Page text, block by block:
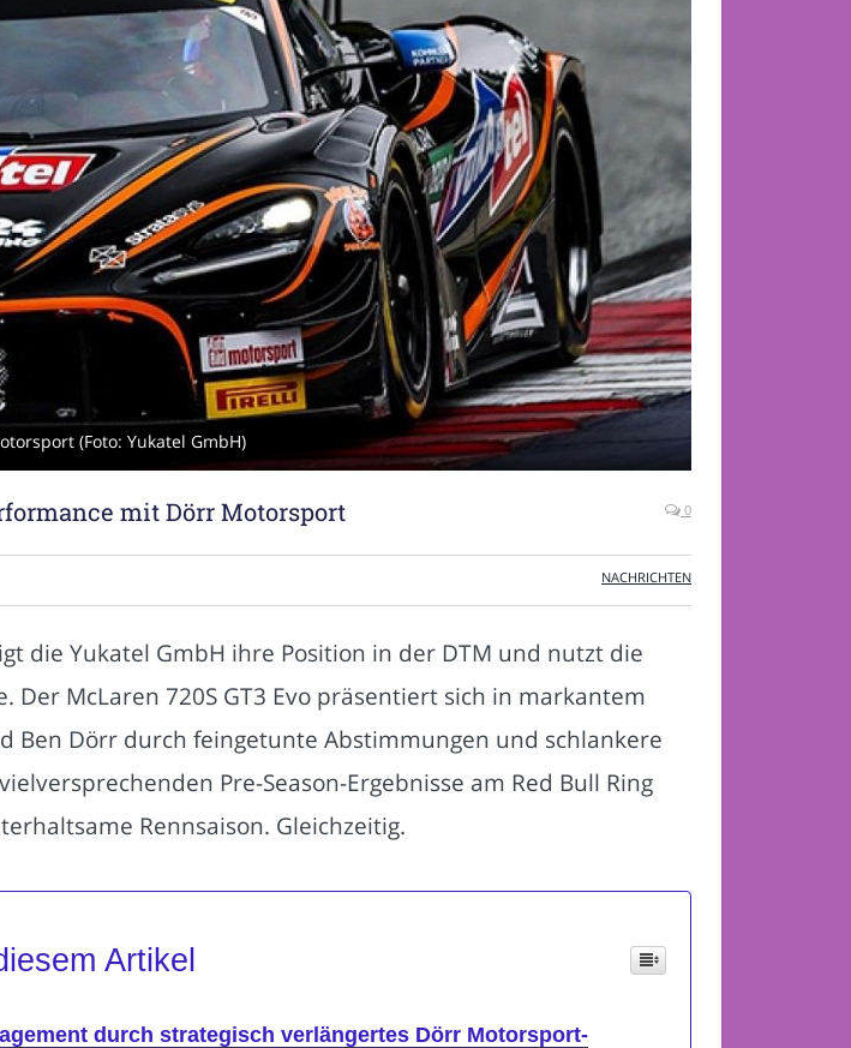
(Foto: Yukatel GmbH)
mit Dörr Motorsport 0
NACHRICHTEN
die Yukatel GmbH ihre Position in der DTM und nutzt die
McLaren 720S GT3 Evo präsentiert sich in markantem
Ben Dörr durch feingetunte Abstimmungen und schlankere
Pre-Season-Ergebnisse am Red Bull Ring
Rennsaison. Gleichzeitig.
Artikel
durch strategisch verlängertes Dörr Motorsport-